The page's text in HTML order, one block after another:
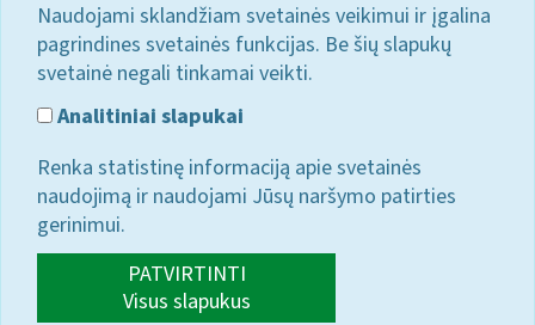
Naudojami sklandžiam svetainės veikimui ir įgalina
pagrindines svetainės funkcijas. Be šių slapukų
svetainė negali tinkamai veikti.
Analitiniai slapukai
Renka statistinę informaciją apie svetainės
naudojimą ir naudojami Jūsų naršymo patirties
gerinimui.
PATVIRTINTI
Visus slapukus